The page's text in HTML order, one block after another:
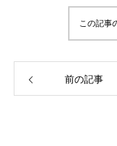
この記事
前の記事